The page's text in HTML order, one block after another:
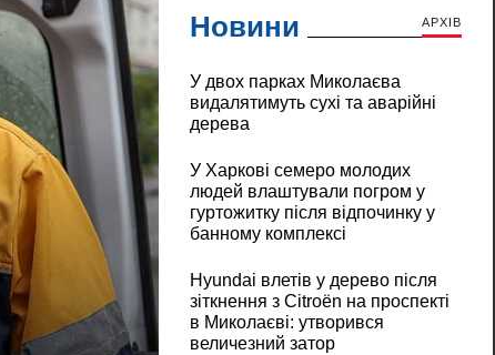
Новини АРХІВ
У двох парках Миколаєва
видалятимуть сухі та аварійні
дерева
У Харкові семеро молодих
людей влаштували погром у
гуртожитку після відпочинку у
банному комплексі
Hyundai влетів у дерево після
зіткнення з Citroën на проспекті
в Миколаєві: утворився
величезний затор